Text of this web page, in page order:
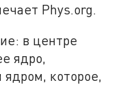
Phys.org.
в центре
ядро,
которое,